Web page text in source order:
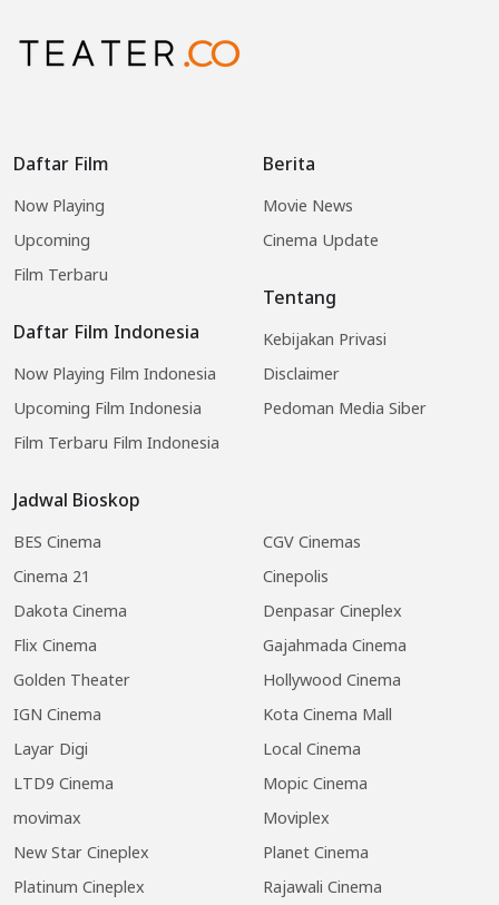
Daftar Film
Now Playing
Upcoming
Film Terbaru
Daftar Film Indonesia
Now Playing Film Indonesia
Upcoming Film Indonesia
Film Terbaru Film Indonesia
Jadwal Bioskop
BES Cinema
CGV Cinemas
Cinema 21
Cinepolis
Dakota Cinema
Denpasar Cineplex
Flix Cinema
Gajahmada Cinema
Golden Theater
Hollywood Cinema
IGN Cinema
Kota Cinema Mall
Layar Digi
Local Cinema
LTD9 Cinema
Mopic Cinema
movimax
Moviplex
New Star Cineplex
Planet Cinema
Platinum Cineplex
Rajawali Cinema
Berita
Movie News
Cinema Update
Tentang
Kebijakan Privasi
Disclaimer
Pedoman Media Siber